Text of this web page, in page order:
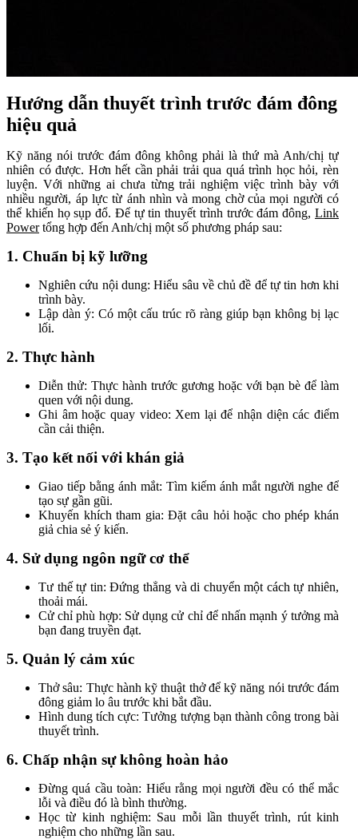
Hướng dẫn thuyết trình trước đám đông
hiệu quả
Kỹ năng nói trước đám đông không phải là thứ mà Anh/chị tự
nhiên có được. Hơn hết cần phải trải qua quá trình học hỏi, rèn
luyện. Với những ai chưa từng trải nghiệm việc trình bày với
nhiều người, áp lực từ ánh nhìn và mong chờ của mọi người có
thể khiến họ sụp đổ. Để tự tin thuyết trình trước đám đông, Link
Powertổng hợp đến Anh/chị một số phương pháp sau:
1. Chuẩn bị kỹ lưỡng
Nghiên cứu nội dung: Hiểu sâu về chủ đề để tự tin hơn khi
trình bày.
Lập dàn ý: Có một cấu trúc rõ ràng giúp bạn không bị lạc
lối.
2. Thực hành
Diễn thử: Thực hành trước gương hoặc với bạn bè để làm
quen với nội dung.
Ghi âm hoặc quay video: Xem lại để nhận diện các điểm
cần cải thiện.
3. Tạo kết nối với khán giả
Giao tiếp bằng ánh mắt: Tìm kiếm ánh mắt người nghe để
tạo sự gần gũi.
Khuyến khích tham gia: Đặt câu hỏi hoặc cho phép khán
giả chia sẻ ý kiến.
4. Sử dụng ngôn ngữ cơ thể
Tư thế tự tin: Đứng thẳng và di chuyển một cách tự nhiên,
thoải mái.
Cử chỉ phù hợp: Sử dụng cử chỉ để nhấn mạnh ý tưởng mà
bạn đang truyền đạt.
5. Quản lý cảm xúc
Thở sâu: Thực hành kỹ thuật thở để kỹ năng nói trước đám
đông giảm lo âu trước khi bắt đầu.
Hình dung tích cực: Tưởng tượng bạn thành công trong bài
thuyết trình.
6. Chấp nhận sự không hoàn hảo
Đừng quá cầu toàn: Hiểu rằng mọi người đều có thể mắc
lỗi và điều đó là bình thường.
Học từ kinh nghiệm: Sau mỗi lần thuyết trình, rút kinh
nghiệm cho những lần sau.